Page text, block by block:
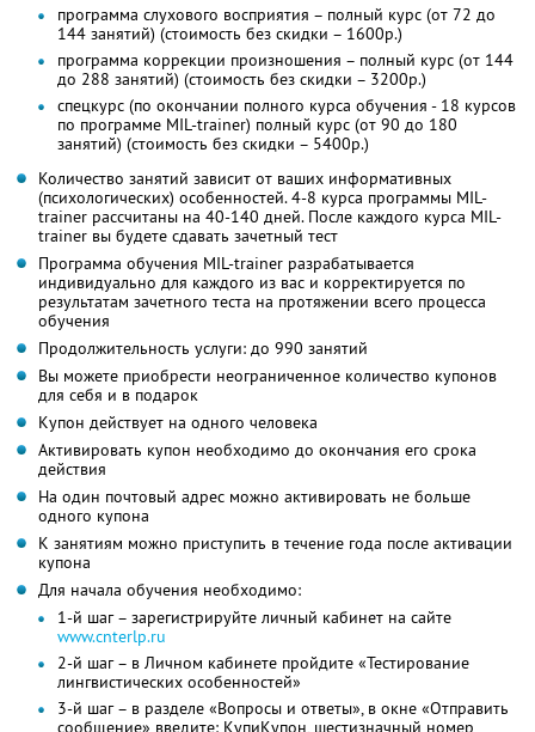
программа слухового восприятия – полный курс (от 72 до
144 занятий) (стоимость без скидки – 1600р.)
программа коррекции произношения – полный курс (от 144
до 288 занятий) (стоимость без скидки – 3200р.)
спецкурс (по окончании полного курса обучения - 18 курсов
по программе MIL-trainer) полный курс (от 90 до 180
занятий) (стоимость без скидки – 5400р.)
Количество занятий зависит от ваших информативных
(психологических) особенностей. 4-8 курса программы MIL-
trainer рассчитаны на 40-140 дней. После каждого курса MIL-
trainer вы будете сдавать зачетный тест
Программа обучения MIL-trainer разрабатывается
индивидуально для каждого из вас и корректируется по
результатам зачетного теста на протяжении всего процесса
обучения
Продолжительность услуги: до 990 занятий
Вы можете приобрести неограниченное количество купонов
для себя и в подарок
Купон действует на одного человека
Активировать купон необходимо до окончания его срока
действия
На один почтовый адрес можно активировать не больше
одного купона
К занятиям можно приступить в течение года после активации
купона
Для начала обучения необходимо:
1-й шаг – зарегистрируйте личный кабинет на сайте
www.cnterlp.ru
2-й шаг – в Личном кабинете пройдите «Тестирование
лингвистических особенностей»
3-й шаг – в разделе «Вопросы и ответы», в окне «Отправить
сообщение» введите: КупиКупон, шестизначный номер